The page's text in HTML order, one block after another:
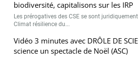
biodiversité, capitalisons sur les IRP
Les prérogatives des CSE se sont
Climat résilience du...
Vidéo 3 minutes avec DRÔLE DE
science un spectacle de Noël (ASC)